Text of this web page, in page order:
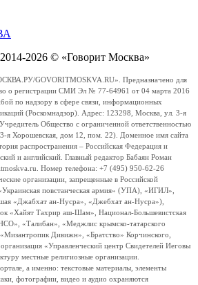
2026 © «Говорит Москва»
GOVORITMOSKVA.RU». Предназначено для
о регистрации СМИ Эл № 77-64961 от 04 марта 2016
по надзору в сфере связи, информационных
(Роскомнадзор). Адрес: 123298, Москва, ул. 3-я
Общество с ограниченной ответственностью
Хорошевская, дом 12, пом. 22). Доменное имя сайта
распространения – Российская Федерация и
и английский. Главный редактор Бабаян Роман
Номер телефона: +7 (495) 950-62-26
организации, запрещенные в Российской
повстанческая армия» (УПА), «ИГИЛ»,
«Джабхат ан-Нусра», «Джебхат ан-Нусра»),
«Хайят Тахрир аш-Шам», Национал-Большевистская
«Талибан», «Меджлис крымско-татарского
Дивижн», «Братство» Корчинского,
«Управленческий центр Свидетелей Иеговы
местные религиозные организации.
а именно: текстовые материалы, элементы
фотографии, видео и аудио охраняются